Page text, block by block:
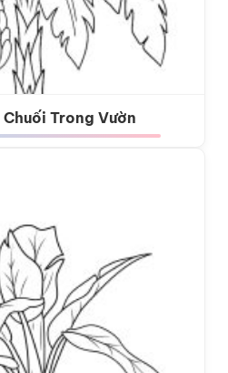
Chuối Trong Vườn